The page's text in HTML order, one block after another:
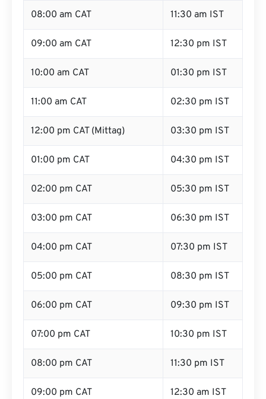
08:00 am CAT 11:30 am IST
09:00 am CAT 12:30 pm IST
10:00 am CAT 01:30 pm IST
11:00 am CAT 02:30 pm IST
12:00 pm CAT (Mittag) 03:30 pm IST
01:00 pm CAT 04:30 pm IST
02:00 pm CAT 05:30 pm IST
03:00 pm CAT 06:30 pm IST
04:00 pm CAT 07:30 pm IST
05:00 pm CAT 08:30 pm IST
06:00 pm CAT 09:30 pm IST
07:00 pm CAT 10:30 pm IST
08:00 pm CAT 11:30 pm IST
09:00 pm CAT 12:30 am IST